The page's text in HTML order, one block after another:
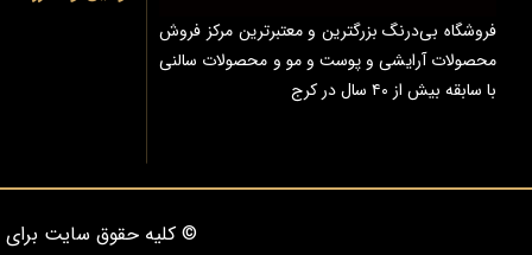
فروشگاه بی‌درنگ بزرگترین و معتبرترین مرکز فروش
محصولات آرایشی و پوست و مو و محصولات سالنی
با سابقه بیش از ۴۰ سال در کرج
© کلیه حقوق سایت